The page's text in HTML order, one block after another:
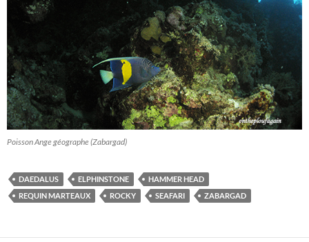
Poisson Ange géographe (Zabargad)
DAEDALUS ELPHINSTONE
HAMMER HEAD
REQUIN MARTEAUX
ROCKY SEAFARI ZABARGAD